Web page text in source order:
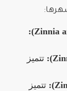
تتميز
تتميز